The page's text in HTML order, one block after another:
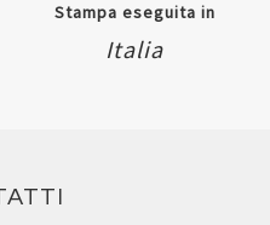
Stampa eseguita in
Italia